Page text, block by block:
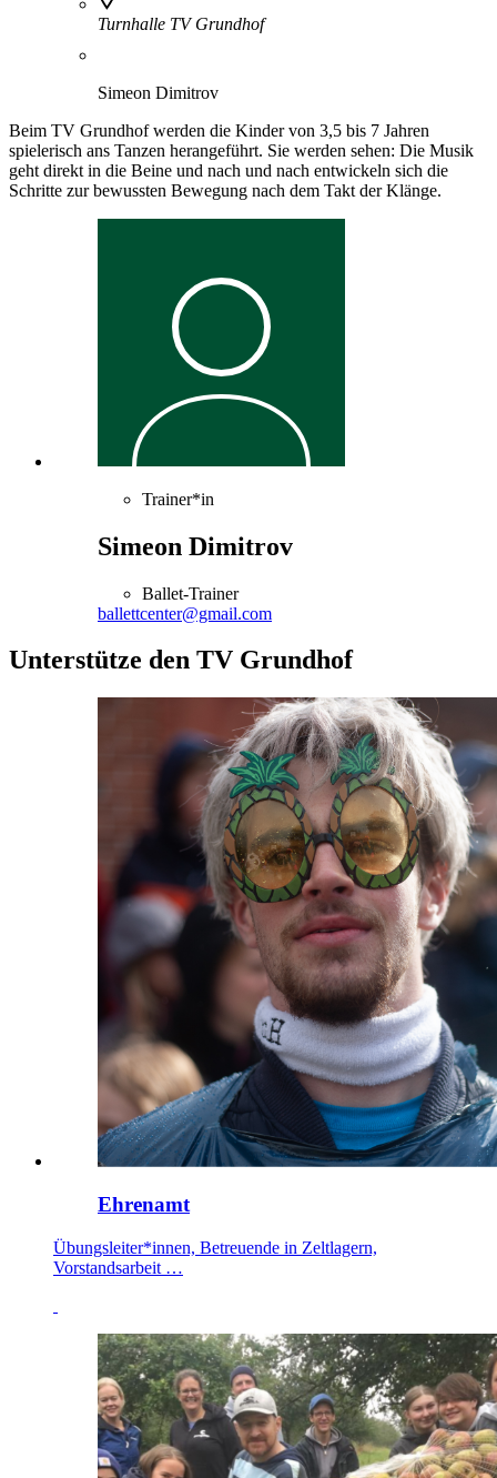
Turnhalle TV Grundhof
Simeon Dimitrov
Beim TV Grundhof werden die Kinder von 3,5 bis 7 Jahren
spielerisch ans Tanzen herangeführt. Sie werden sehen: Die Musik
geht direkt in die Beine und nach und nach entwickeln sich die
Schritte zur bewussten Bewegung nach dem Takt der Klänge.
Trainer*in
Simeon Dimitrov
Ballet-Trainer
ballettcenter@gmail.com
Unterstütze den TV Grundhof
Ehrenamt
Übungsleiter*innen, Betreuende in Zeltlagern,
Vorstandsarbeit …